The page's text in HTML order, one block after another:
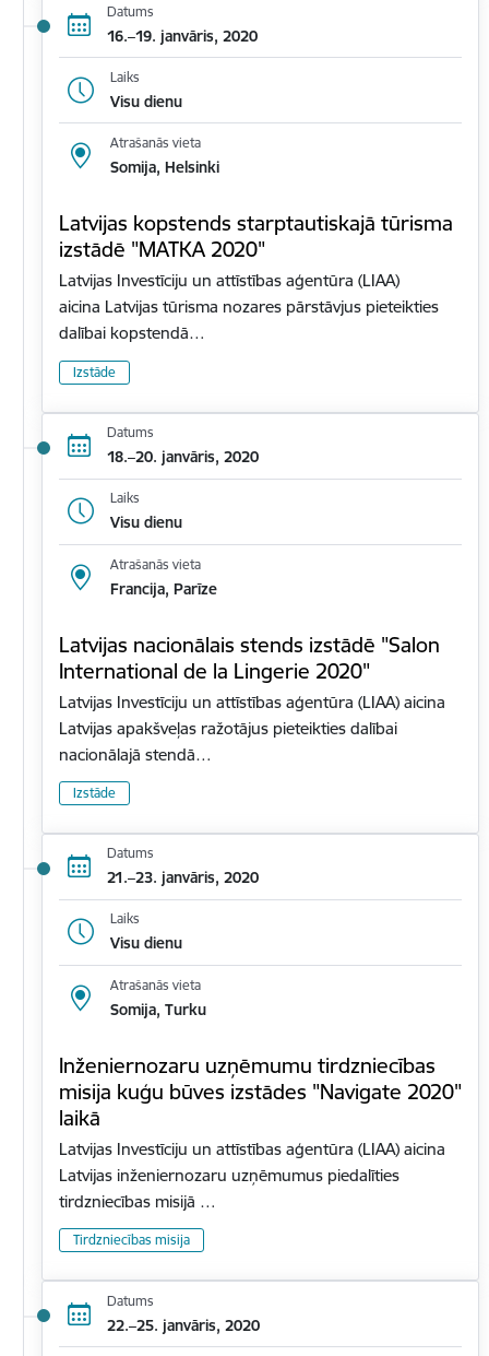
Datums
16.–19. janvāris, 2020
Laiks
Visu dienu
Atrašanās vieta
Somija, Helsinki
Latvijas kopstends starptautiskajā tūrisma
izstādē "MATKA 2020"
Latvijas Investīciju un attīstības aģentūra (LIAA)
aicina Latvijas tūrisma nozares pārstāvjus pieteikties
dalībai kopstendā…
Izstāde
Datums
18.–20. janvāris, 2020
Laiks
Visu dienu
Atrašanās vieta
Francija, Parīze
Latvijas nacionālais stends izstādē "Salon
International de la Lingerie 2020"
Latvijas Investīciju un attīstības aģentūra (LIAA) aicina
Latvijas apakšveļas ražotājus pieteikties dalībai
nacionālajā stendā…
Izstāde
Datums
21.–23. janvāris, 2020
Laiks
Visu dienu
Atrašanās vieta
Somija, Turku
Inženiernozaru uzņēmumu tirdzniecības
misija kuģu būves izstādes "Navigate 2020"
laikā
Latvijas Investīciju un attīstības aģentūra (LIAA) aicina
Latvijas inženiernozaru uzņēmumus piedalīties
tirdzniecības misijā …
Tirdzniecības misija
Datums
22.–25. janvāris, 2020